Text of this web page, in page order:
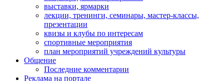
выставки, ярмарки
лекции, тренинги, семинары, мастер-классы,
презентации
квизы и клубы по интересам
спортивные мероприятия
план мероприятий учреждений культуры
Общение
Последние комментарии
Реклама на портале